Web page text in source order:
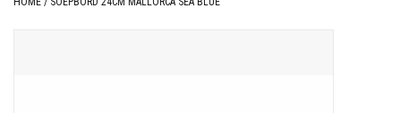
Albast waxinehouders van Zenza